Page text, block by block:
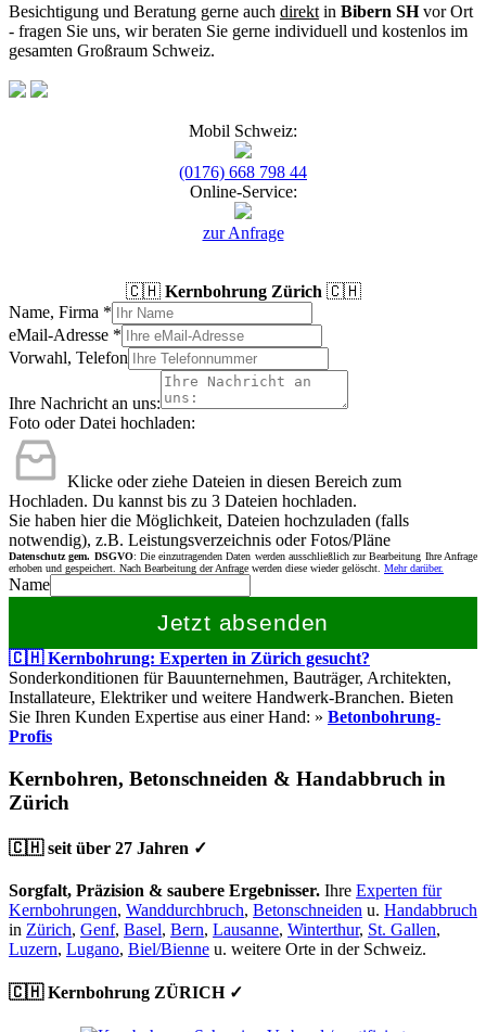
Besichtigung und Beratung gerne auch direkt in Bibern SHvor Ort
- fragen Sie uns, wir beraten Sie gerne individuell und kostenlos im
gesamten Großraum Schweiz.
Mobil Schweiz:
(0176) 668 798 44
Online-Service:
zur Anfrage
🇨🇭 Kernbohrung Zürich 🇨🇭
Name, Firma *
eMail-Adresse *
Vorwahl, Telefon
Ihre Nachricht an uns:
Foto oder Datei hochladen:
Klicke oder ziehe Dateien in diesen Bereich zum
Hochladen. Du kannst bis zu 3 Dateien hochladen.
Sie haben hier die Möglichkeit, Dateien hochzuladen (falls
notwendig), z.B. Leistungsverzeichnis oder Fotos/Pläne
Datenschutz gem. DSGVO: Die einzutragenden Daten werden ausschließlich zur Bearbeitung Ihre Anfrage
erhoben und gespeichert. Nach Bearbeitung der Anfrage werden diese wieder gelöscht. Mehr darüber.
Name
Jetzt absenden
🇨🇭 Kernbohrung: Experten in Zürich gesucht?
Sonderkonditionen für Bauunternehmen, Bauträger, Architekten,
Installateure, Elektriker und weitere Handwerk-Branchen. Bieten
Sie Ihren Kunden Expertise aus einer Hand: » Betonbohrung-
Profis
Kernbohren, Betonschneiden & Handabbruch in
Zürich
🇨🇭 seit über 27 Jahren ✓
Sorgfalt, Präzision & saubere Ergebnisser. Ihre Experten für
Kernbohrungen, Wanddurchbruch, Betonschneiden u. Handabbruch
in Zürich, Genf, Basel, Bern, Lausanne, Winterthur, St. Gallen,
Luzern, Lugano, Biel/Bienne u. weitere Orte in der Schweiz.
🇨🇭 Kernbohrung ZÜRICH ✓